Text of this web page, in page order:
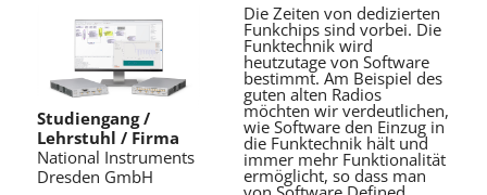
Studiengang /
Lehrstuhl / Firma
National Instruments
Dresden GmbH
Die Zeiten von dedizierten
Funkchips sind vorbei. Die
Funktechnik wird
heutzutage von Software
bestimmt. Am Beispiel des
guten alten Radios
möchten wir verdeutlichen,
wie Software den Einzug in
die Funktechnik hält und
immer mehr Funktionalität
ermöglicht, so dass man